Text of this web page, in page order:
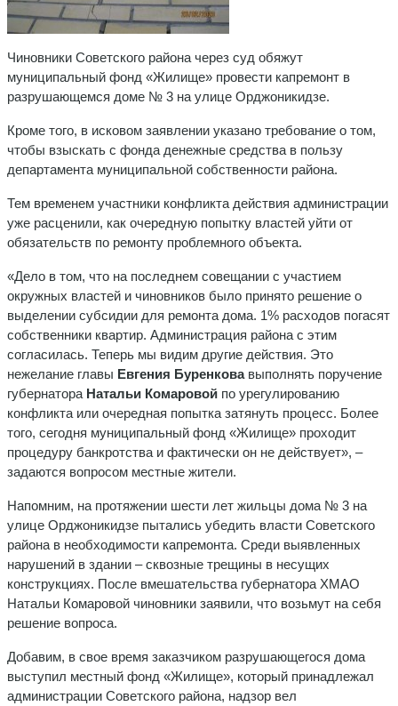
Чиновники Советского района через суд обяжут
муниципальный фонд «Жилище» провести капремонт в
разрушающемся доме № 3 на улице Орджоникидзе.
Кроме того, в исковом заявлении указано требование о том,
чтобы взыскать с фонда денежные средства в пользу
департамента муниципальной собственности района.
Тем временем участники конфликта действия администрации
уже расценили, как очередную попытку властей уйти от
обязательств по ремонту проблемного объекта.
«Дело в том, что на последнем совещании с участием
окружных властей и чиновников было принято решение о
выделении субсидии для ремонта дома. 1% расходов погасят
собственники квартир. Администрация района с этим
согласилась. Теперь мы видим другие действия. Это
нежелание главы Евгения Буренковавыполнять поручение
губернатора Натальи Комаровой по урегулированию
конфликта или очередная попытка затянуть процесс. Более
того, сегодня муниципальный фонд «Жилище» проходит
процедуру банкротства и фактически он не действует», –
задаются вопросом местные жители.
Напомним, на протяжении шести лет жильцы дома № 3 на
улице Орджоникидзе пытались убедить власти Советского
района в необходимости капремонта. Среди выявленных
нарушений в здании – сквозные трещины в несущих
конструкциях. После вмешательства губернатора ХМАО
Натальи Комаровой чиновники заявили, что возьмут на себя
решение вопроса.
Добавим, в свое время заказчиком разрушающегося дома
выступил местный фонд «Жилище», который принадлежал
администрации Советского района, надзор вел